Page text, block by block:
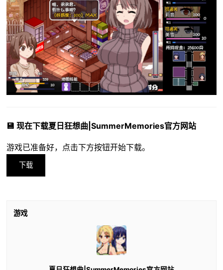
💾 现在下载夏日狂想曲|SummerMemories官方网站
游戏已准备好，点击下方按钮开始下载。
下载
游戏